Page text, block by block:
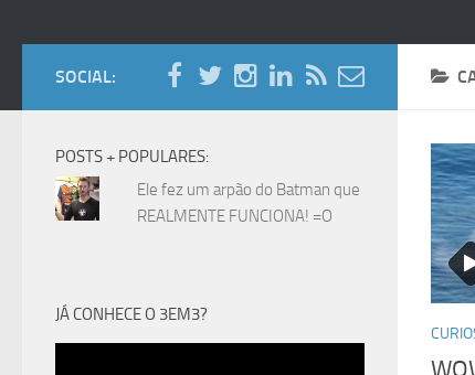
SOCIAL:
POSTS + POPULARES:
Ele fez um arpão do Batman que
REALMENTE FUNCIONA! =O
JÁ CONHECE O 3EM3?